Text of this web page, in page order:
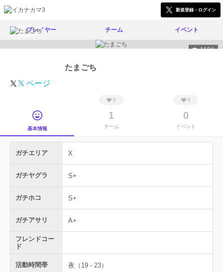
新規登録・ログイン
プレイヤー チーム イベント
1104
たまごち
𝕏 ページ
基本情報
0
1
チーム
0
0
イベント
ガチエリア X
ガチヤグラ S+
ガチホコ S+
ガチアサリ A+
フレンドコー
ド
活動時間帯 夜（19 - 23）